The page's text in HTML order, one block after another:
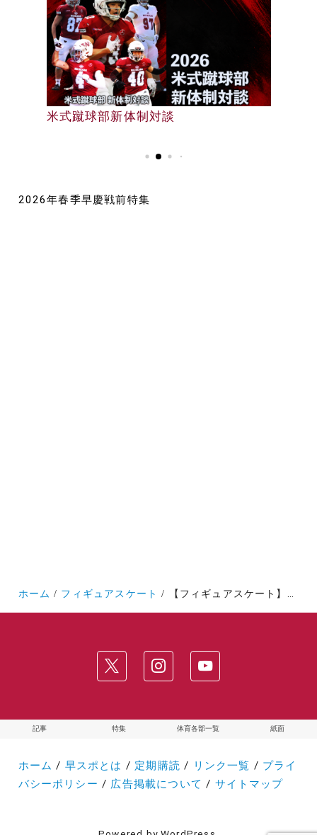
早大野球部選手名鑑
米式蹴球部新体制対談
早大野球部選手名鑑
2026年春季早慶戦前特集
ホーム フィギュアスケート 【フィギュアスケート】苦しんだインカレ 来シーズンの再起を誓う/３、４日目
記事 特集 体育各部一覧 紙面
ホーム / 早スポとは / 定期購読 / リンク一覧 / プライ
バシーポリシー / 広告掲載について / サイトマップ